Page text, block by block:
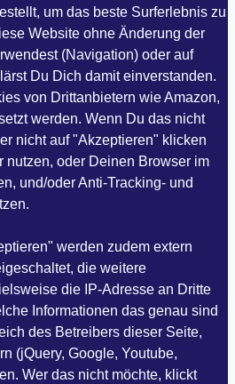
um das beste Surferlebnis zu
Website ohne Änderung der
(Navigation) oder auf
Du Dich damit einverstanden.
von Drittanbietern wie Amazon,
werden. Wenn Du das nicht
nicht auf "Akzeptieren" klicken
nutzen, oder Deinen Browser im
und/oder Anti-Tracking- und
werden zudem extern
die weitere
die IP-Adresse an Dritte
Informationen das genau sind
des Betreibers dieser Seite,
(jQuery, Google, Youtube,
Wer das nicht möchte, klickt